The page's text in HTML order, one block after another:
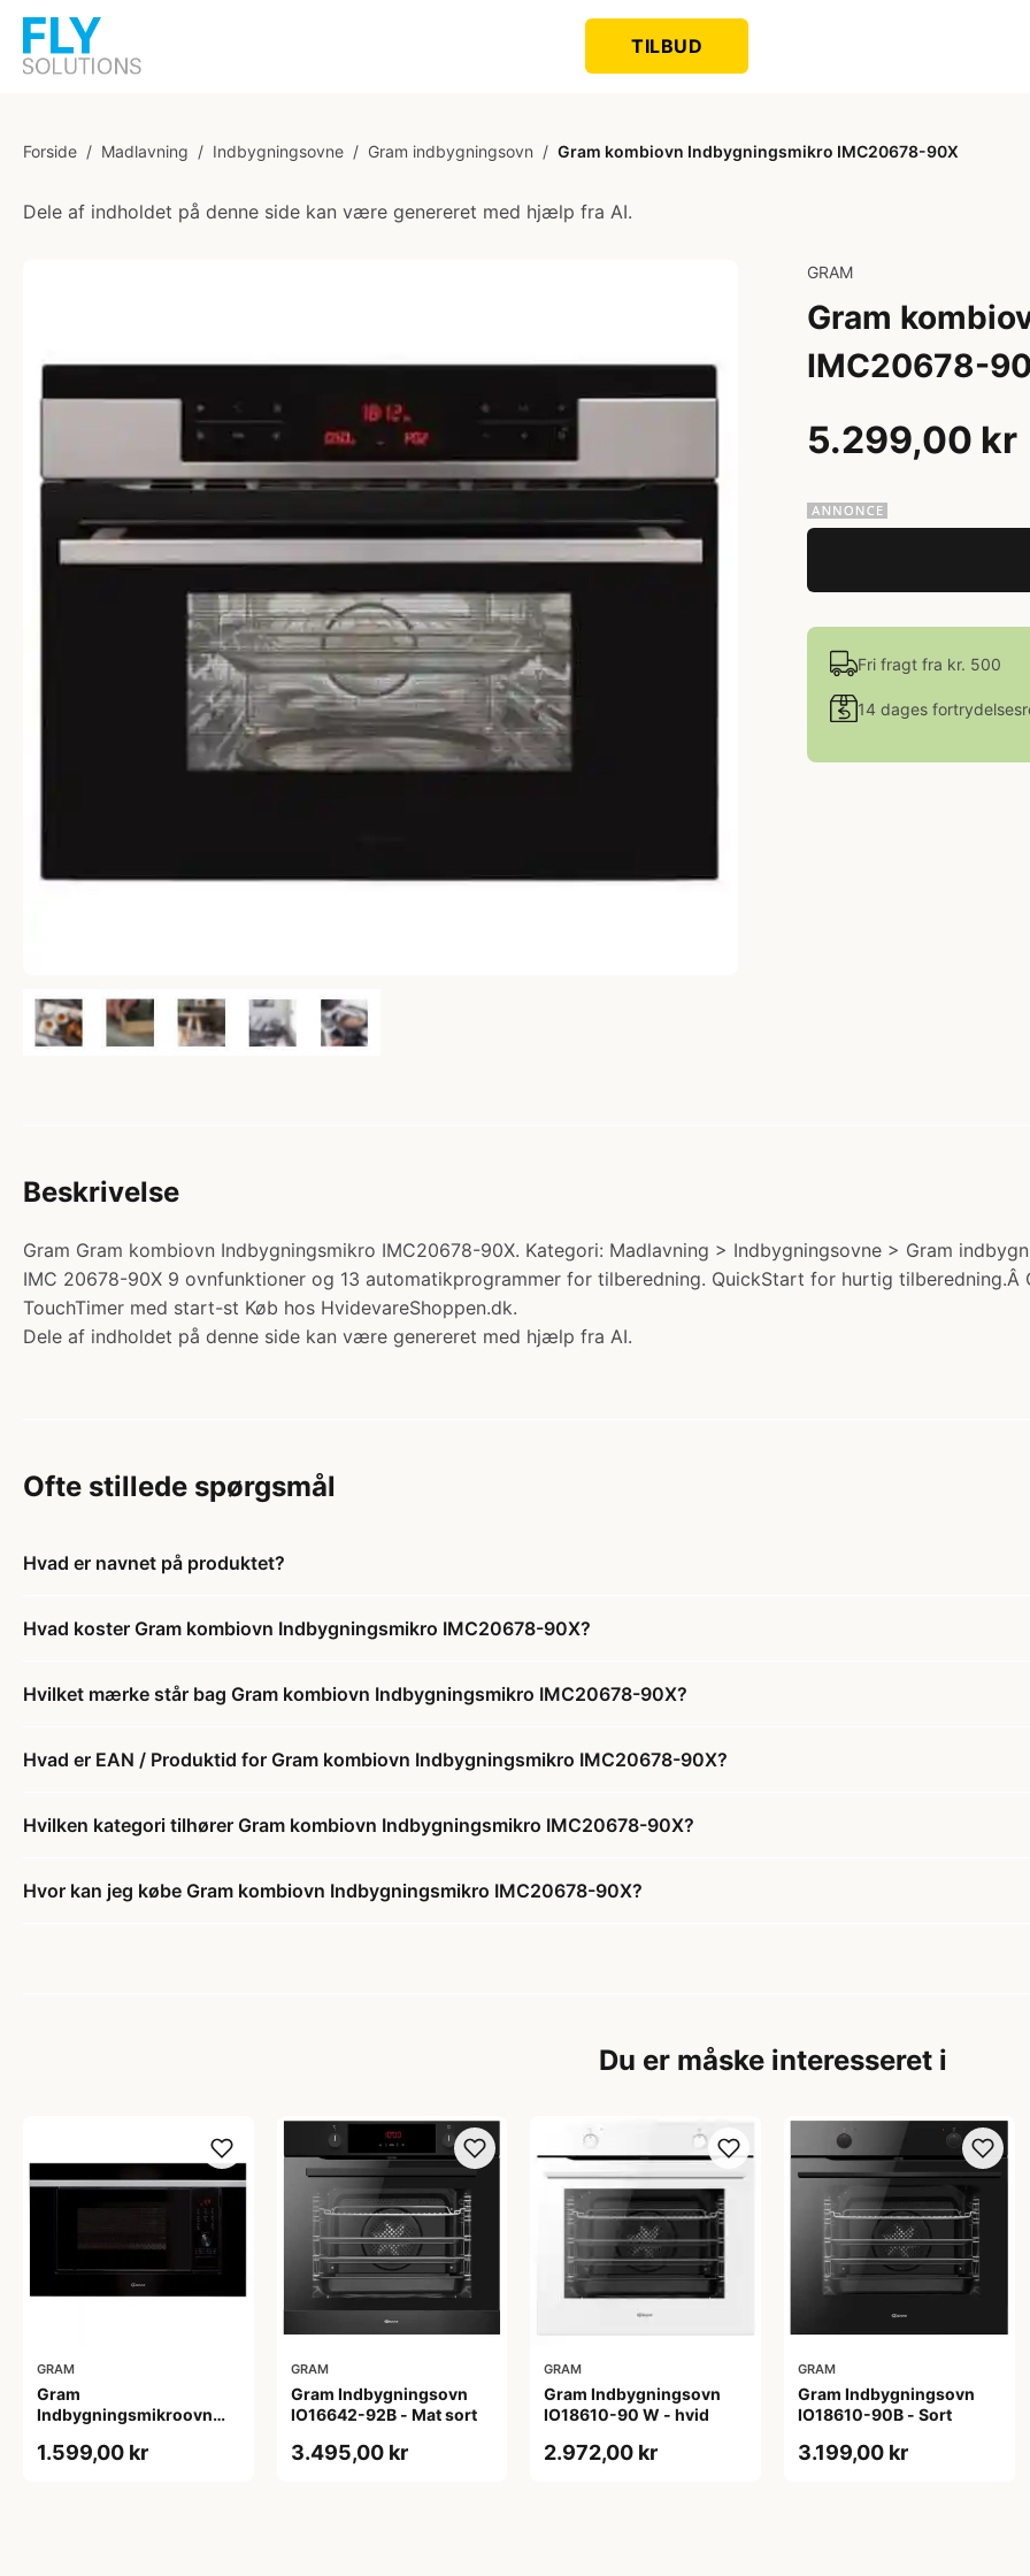
TILBUD
Forside / Madlavning / Indbygningsovne / Gram indbygningsovn / Gram kombiovn Indbygningsmikro IMC20678-90X
Dele af indholdet på denne side kan være genereret med hjælp fra AI.
GRAM
Gram
IMC20678-
5.299,00 kr
Fri fragt fra kr. 500
14 dages
Beskrivelse
Gram Gram kombiovn Indbygningsmikro IMC20678-90X. Kategori: Madlavning > Indbygningsovne > Gram
IMC 20678-90X 9 ovnfunktioner og 13 automatikprogrammer for tilberedning. QuickStart for hurtig
TouchTimer med start-st Køb hos HvidevareShoppen.dk.
Dele af indholdet på denne side kan være genereret med hjælp fra AI.
Ofte stillede spørgsmål
Hvad er navnet på produktet?
Hvad koster Gram kombiovn Indbygningsmikro IMC20678-90X?
Hvilket mærke står bag Gram kombiovn Indbygningsmikro IMC20678-90X?
Hvad er EAN / Produktid for Gram kombiovn Indbygningsmikro IMC20678-90X?
Hvilken kategori tilhører Gram kombiovn Indbygningsmikro IMC20678-90X?
Hvor kan jeg købe Gram kombiovn Indbygningsmikro IMC20678-90X?
Du er måske interesseret i
GRAM
Gram
Indbygningsmikroovn
1.599,00 kr
GRAM
Gram Indbygningsovn
IO16642-92B - Mat sort
3.495,00 kr
GRAM
Gram Indbygningsovn
IO18610-90 W - hvid
2.972,00 kr
GRAM
Gram Indbygningsovn
IO18610-90B - Sort
3.199,00 kr